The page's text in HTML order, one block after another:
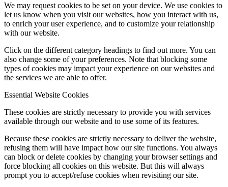
We may request cookies to be set on your device. We use cookies to
let us know when you visit our websites, how you interact with us,
to enrich your user experience, and to customize your relationship
with our website.
Click on the different category headings to find out more. You can
also change some of your preferences. Note that blocking some
types of cookies may impact your experience on our websites and
the services we are able to offer.
Essential Website Cookies
These cookies are strictly necessary to provide you with services
available through our website and to use some of its features.
Because these cookies are strictly necessary to deliver the website,
refusing them will have impact how our site functions. You always
can block or delete cookies by changing your browser settings and
force blocking all cookies on this website. But this will always
prompt you to accept/refuse cookies when revisiting our site.